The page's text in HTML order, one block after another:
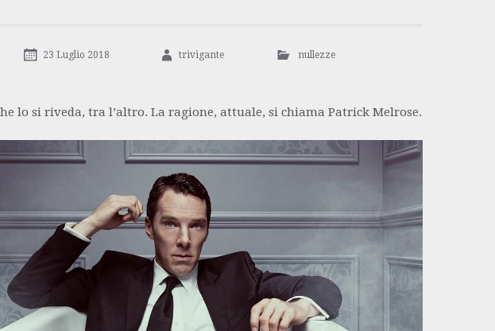
23 Luglio 2018 trivigante nullezze
lo si riveda, tra l’altro. La ragione, attuale, si chiama Patrick Melrose.